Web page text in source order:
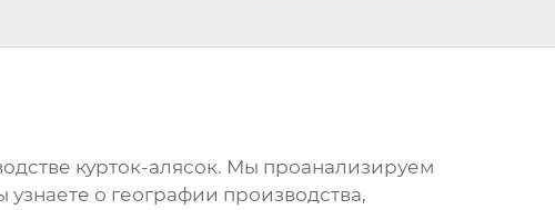
курток-алясок. Мы проанализируем
о географии производства,